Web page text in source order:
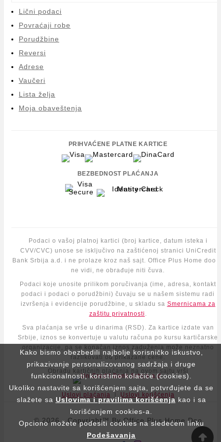
Kako bismo obezbedili najbolje korisničko iskustvo,
prikazivanje personalizovanog sadržaja i druge
funkcionalnosti, koristimo kolačiće (cookies).
Ukoliko nastavite sa korišćenjem sajta, potvrđujete da se
slažete sa Uslovima i pravilima korišćenja kao i sa
korišćenjem cookies-a.
Opciono možete podesiti cookies na sledećem linku
Podešavanja
Lični podaci
Povraćaji robe
Porudžbine
Reversi
Adrese
Vaučeri
Lista želja
Moja obaveštenja
PRIHVAĆENE PLATNE KARTICE
BEZBEDNOST PLAĆANJA
Podaci o vašoj platnoj kartici (broj kartice, datum isteka i
CVV/CVC) unose se isključivo na zaštićenoj stranici UniCredit
Bank Srbija a.d. i ne prolaze kroz naš sajt. Office Plus Home doo
ne vidi, ne obrađuje niti čuva.
Podaci koje unosite prilikom poručivanja (ime, adresa, kontakt
podaci i podaci o porudžbini) čuvaju se u našem sistemu radi
izvršenja i evidencije porudžbine, u skladu sa Smernicama za
zaštitu privatnosti
Sva plaćanja se vrše u dinarima (RSD). Za kartice izdate van
Srbije, iznos se konvertuje u valutu računa po kursu kartičarske
organizacije, pa se konačan iznos zaduženja može neznatno
razlikovati od prikazane cene.
Obradu kartičnih plaćanja na ovom sajtu vrši
Uslovi plaćanja | Uslovi korišćenja
© 2026 - Copyright™ By Office Plus Home Doo